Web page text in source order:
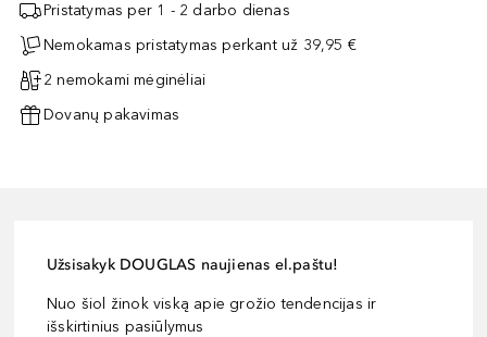
Pristatymas per 1 - 2 darbo dienas
Nemokamas pristatymas perkant už 39,95 €
2 nemokami mėginėliai
Dovanų pakavimas
Užsisakyk DOUGLAS naujienas el.paštu!
Nuo šiol žinok viską apie grožio tendencijas ir
išskirtinius pasiūlymus